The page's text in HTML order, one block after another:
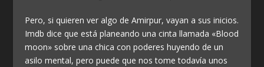
Pero, si quieren ver algo de Amirpur, vayan a sus inicios.
Imdb dice que está planeando una cinta llamada «Blood
moon» sobre una chica con poderes huyendo de un
asilo mental, pero puede que nos tome todavía unos